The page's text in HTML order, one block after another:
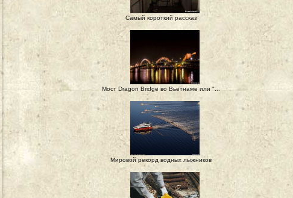
Самый короткий рассказ
Мост Dragon Bridge во Вьетнаме или "...
Мировой рекорд водных лыжников